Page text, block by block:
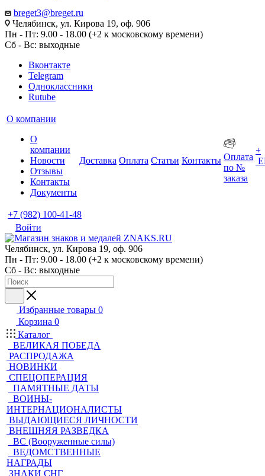
breget3@breget.ru
Челябинск, ул. Кирова 19, оф. 906
Пн - Пт: 9.00 - 18.00 (+2 к московскому времени)
Сб - Вс: выходные
Вконтакте
Telegram
Одноклассники
Rutube
О компании
О
компании
Новости
Отзывы
Контакты
Документы
Доставка Оплата Статьи Контакты Оплата
по №
заказа
+
+7 (982) 100-41-48
Войти
Челябинск, ул. Кирова 19, оф. 906
Пн - Пт: 9.00 - 18.00 (+2 к московскому времени)
Сб - Вс: выходные
Избранные товары 0
Корзина 0
Каталог
ВЕЛИКАЯ ПОБЕДА
РАСПРОДАЖА
НОВИНКИ
СПЕЦОПЕРАЦИЯ
ПАМЯТНЫЕ ДАТЫ
ВОИНЫ-
ИНТЕРНАЦИОНАЛИСТЫ
ВЫДАЮЩИЕСЯ ЛИЧНОСТИ
ВНЕШНЯЯ РАЗВЕДКА
ВС (Вооруженные силы)
ВЕДОМСТВЕННЫЕ
НАГРАДЫ
ЗНАКИ СНГ